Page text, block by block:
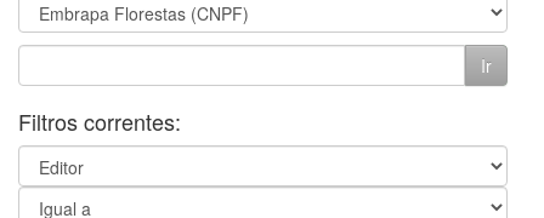
Filtros correntes: